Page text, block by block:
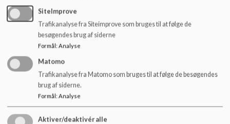
Referat 18. september 2018
Herningsholmskolen
Sjællandsgade 86, 7400 Herning
herningsholm@herning.dk
SiteImprove
Trafikanalyse fra Siteimprove som bruges til at følge de
besøgendes brug af siderne
Formål : Analyse
Matomo
Trafikanalyse fra Matomo som bruges til at følge de besøgendes
brug af siderne.
Formål: Analyse
Aktiver/deaktivér alle